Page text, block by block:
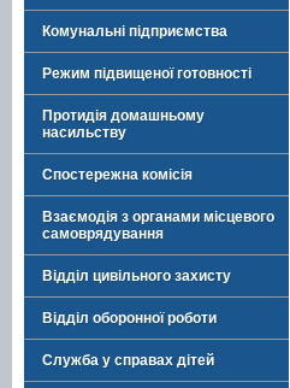
Комунальні підприємства
Режим підвищеної готовності
Протидія домашньому
насильству
Спостережна комісія
Взаємодія з органами місцевого
самоврядування
Відділ цивільного захисту
Відділ оборонної роботи
Служба у справах дітей